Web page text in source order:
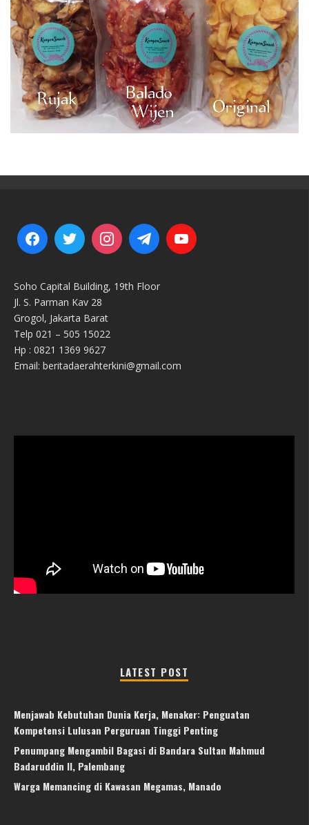
Soho Capital Building, 19th Floor
Jl. S. Parman Kav 28
Grogol, Jakarta Barat
Telp 021 – 505 15022
Hp : 0821 1369 9627
Email: beritadaerahterkini@gmail.com
LATEST POST
Menjawab Kebutuhan Dunia Kerja, Menaker: Penguatan
Kompetensi Lulusan Perguruan Tinggi Penting
Penumpang Mengambil Bagasi di Bandara Sultan Mahmud
Badaruddin II, Palembang
Warga Memancing di Kawasan Megamas, Manado